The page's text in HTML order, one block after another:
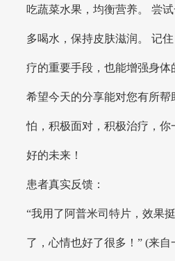
吃蔬菜水果，均衡营养。 尝
多喝水，保持皮肤滋润。 记
疗的重要手段，也能增强身体
希望今天的分享能对您有所
怕，积极面对，积极治疗，你
好的未来！
患者真实反馈：
“我用了阿普米司特片，效果
了，心情也好了很多！” (来